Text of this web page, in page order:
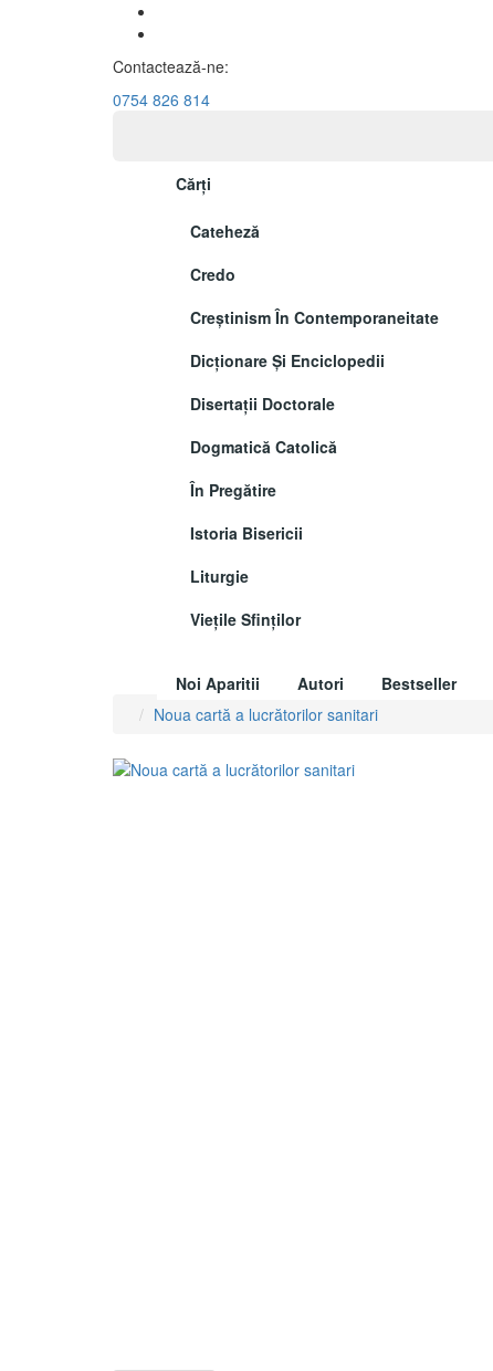
Contactează-ne:
0754 826 814
Cărți
Cateheză
Credo
Creștinism În Contemporaneitate
Dicționare Și Enciclopedii
Disertații Doctorale
Dogmatică Catolică
În Pregătire
Istoria Bisericii
Liturgie
Vieţile Sfinţilor
Noi Aparitii Autori Bestseller
Noua cartă a lucrătorilor sanitari